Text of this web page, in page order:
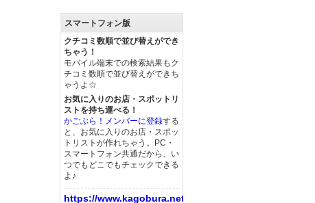
スマートフォン版
クチコミ数順で並び替えができ
ちゃう！
モバイル端末での検索結果もク
チコミ数順で並び替えができち
ゃうよ☆
お気に入りのお店・スポットリ
ストを持ち運べる！
かごぶら！メンバーに登録する
と、お気に入りのお店・スポッ
トリストが作れちゃう。PC・
スマートフォン共通だから、い
つでもどこでもチェックできる
よ♪
https://www.kagobura.net/